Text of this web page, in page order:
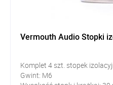
Vermouth Audio Stopki
Komplet 4 szt. stopek
Gwint: M6